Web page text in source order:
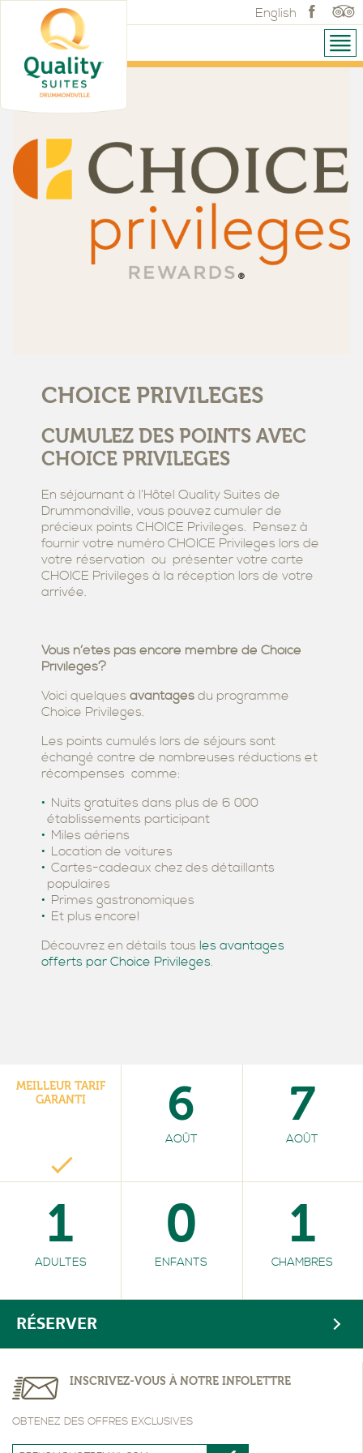
English
CHOICE PRIVILEGES
CUMULEZ DES POINTS AVEC
CHOICE PRIVILEGES
En séjournant à l’Hôtel Quality Suites de
Drummondville, vous pouvez cumuler de
précieux points CHOICE Privileges. Pensez à
fournir votre numéro CHOICE Privileges lors de
votre réservation ou présenter votre carte
CHOICE Privileges à la réception lors de votre
arrivée.
Vous n’êtes pas encore membre de Choice
Privileges?
Voici quelques avantages du programme
Choice Privileges.
Les points cumulés lors de séjours sont
échangé contre de nombreuses réductions et
récompenses comme:
Nuits gratuites dans plus de 6 000
établissements participant
Miles aériens
Location de voitures
Cartes-cadeaux chez des détaillants
populaires
Primes gastronomiques
Et plus encore!
Découvrez en détails tous les avantages
offerts par Choice Privileges.
MEILLEUR TARIF
GARANTI
6
AOÛT
7
AOÛT
1
ADULTES
0
ENFANTS
1
CHAMBRES
RÉSERVER
INSCRIVEZ-VOUS À NOTRE INFOLETTRE
OBTENEZ DES OFFRES EXCLUSIVES